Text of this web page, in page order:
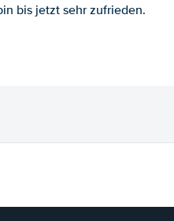
bis jetzt sehr zufrieden.